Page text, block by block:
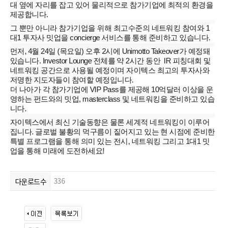
대 옆에 자리를 잡고 있어 물리적으로 참가기업에 최적의 환경을
제공합니다.
그 뿐만 아니라 참가기업을 위해 최고수준의 네트워킹 참여와 1
대1 투자사 밋업을 concierge 서비스를 통해 준비하고 있습니다.
먼저, 4월 24일 (목요일) 오후 2시에 Unimotto Takeover가 예정돼
있습니다. Investor Lounge 전체를 약 2시간 동안 IR 피칭대회 및
네트워킹 공간으로 사용될 예정이며 자이텍스 최고의 투자사와
저명한 지도자들이 참여할 예정입니다.
더 나아가 각 참가기업에 VIP Pass를 제공해 10억달러 이상을 운
영하는 펀드와의 밋업, masterclass 및 네트워킹을 준비하고 있습
니다.
자이텍스에서 최신 기술동향은 물론 세계적 네트워킹이 이루어
집니다. 글로벌 불황의 먹구름이 짙어지고 있는 현 시점에 준비한
특별 프로그램을 통해 의미 있는 전시, 네트워킹 그리고 1대1 밋
업을 통해 미래에 도전하세요!
다운로드수 336